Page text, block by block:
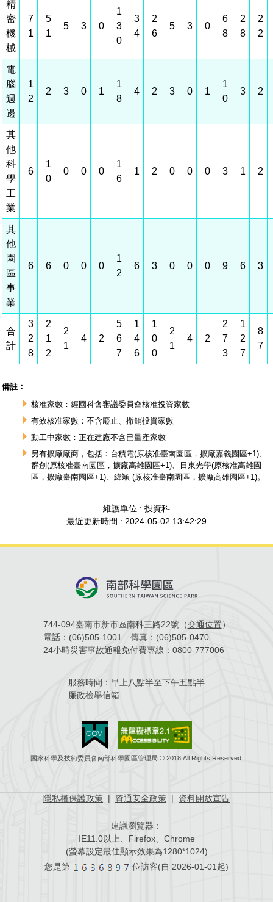
「沙崙生態科學園區生態保育協作平台」公開資訊
電子公文交換
場地借用
精
密
機
械
7
1
5
1
5 3 0
1
3
0
3
4
2
6
5 3 0
6
8
2
8
2
2
電
腦
週
邊
1
2
2 3 0 1
1
8
4 2 3 0 1
1
0
3 2
其
他
科
學
工
業
6
1
0
0 0 0
1
6
1 2 0 0 0 3 1 2
其
他
園
區
事
業
6 6 0 0 0
1
2
6 3 0 0 0 9 6 3
合
計
3
2
8
2
1
2
2
1
4 2
5
6
7
1
4
6
1
0
0
2
1
4 2
2
7
3
1
2
7
8
7
備註：
核准家數：經國科會審議委員會核准投資家數
有效核准家數：不含廢止、撒銷投資家數
動工中家數：正在建廠不含已量產家數
另有擴廠廠商，包括：台積電(原核准臺南園區，擴廠嘉義園區+1)、
群創(原核准臺南園區，擴廠高雄園區+1)、日東光學(原核准高雄園
區，擴廠臺南園區+1)、緯穎 (原核准臺南園區，擴廠高雄園區+1)。
維護單位 : 投資科
最近更新時間 : 2024-05-02 13:42:29
744-094臺南市新市區南科三路22號（交通位置）
電話： (06)505-1001 傳真： (06)505-0470
24小時災害事故通報免付費專線： 0800-777006
服務時間： 早上八點半至下午五點半
廉政檢舉信箱
國家科學及技術委員會南部科學園區管理局 © 2018 All Rights Reserved.
隱私權保護政策 | 資通安全政策 | 資料開放宣告
建議瀏覽器：
IE11.0以上、Firefox、Chrome
(螢幕設定最佳顯示效果為1280*1024)
您是第
位訪客(自 2026-01-01起)